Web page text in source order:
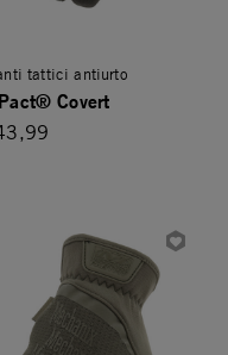
tattici antiurto
Covert